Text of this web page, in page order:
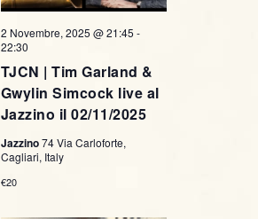
TJCN | Tim Garland &
Gwylin Simcock live al
Jazzino il 02/11/2025
2 Novembre, 2025 @ 21:45 -
22:30
Jazzino74 Via Carloforte,
Cagliari, Italy
€20